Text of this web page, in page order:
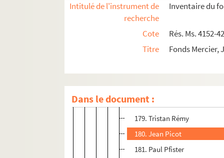
Intitulé de l'instrument de
recherche
Inventaire du
Cote
Rés. Ms. 4152-
Titre
Fonds Mercier,
Dans le document :
172. A. G. [André Gastmans]
178. Johnny Morgan
179. Tristan Rémy
180. Jean Picot
181. Paul Pfister